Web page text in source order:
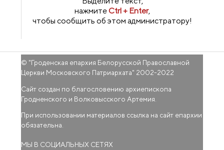
нажмитеCtrl + Enter,
чтобы сообщить об этом администратору!
© "Гроденская епархия Белорусской Православной
Церкви Московского Патриархата" 2002-2022
Сайт создан по благословению архиепископа
Гродненского и Волковысского Артемия.
При использовании материалов ссылка на сайт епархии
обязательна.
МЫ В СОЦИАЛЬНЫХ СЕТЯХ